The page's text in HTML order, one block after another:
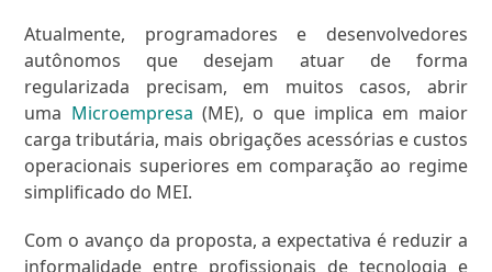
Atualmente, programadores e desenvolvedores
autônomos que desejam atuar de forma
regularizada precisam, em muitos casos, abrir
uma Microempresa (ME), o que implica em maior
carga tributária, mais obrigações acessórias e custos
operacionais superiores em comparação ao regime
simplificado do MEI.
Com o avanço da proposta, a expectativa é reduzir a
informalidade entre profissionais de tecnologia e